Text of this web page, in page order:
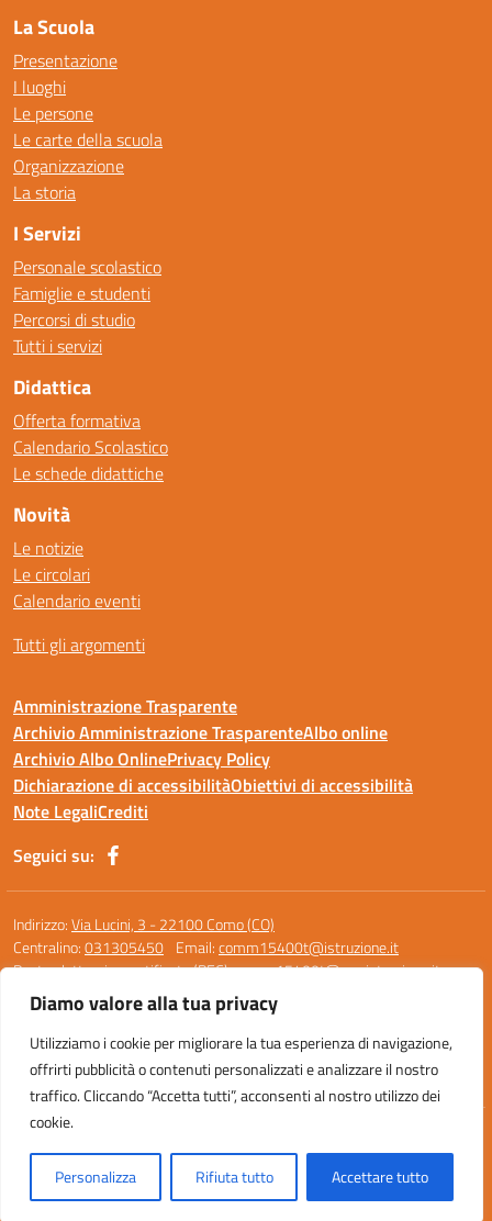
Diamo valore alla tua privacy
Utilizziamo i cookie per migliorare la tua esperienza di navigazione,
offrirti pubblicità o contenuti personalizzati e analizzare il nostro
traffico. Cliccando “Accetta tutti”, acconsenti al nostro utilizzo dei
cookie.
Personalizza Rifiuta tutto Accettare tutto
La Scuola
Presentazione
I luoghi
Le persone
Le carte della scuola
Organizzazione
La storia
I Servizi
Personale scolastico
Famiglie e studenti
Percorsi di studio
Tutti i servizi
Didattica
Offerta formativa
Calendario Scolastico
Le schede didattiche
Novità
Le notizie
Le circolari
Calendario eventi
Tutti gli argomenti
Amministrazione Trasparente
Archivio Amministrazione TrasparenteAlbo online
Archivio Albo OnlinePrivacy Policy
Dichiarazione di accessibilitàObiettivi di accessibilità
Note LegaliCrediti
Seguici su:
Indirizzo:Via Lucini, 3 - 22100 Como (CO)
Centralino:031305450 Email:comm15400t@istruzione.it
Posta elettronica certificata (PEC):comm15400t@pec.istruzione.it
Codice fiscale: 95119390136
Codice meccanografico:
COMM15400T
Codice unico di fatturazione (CUF): UF0M8Z